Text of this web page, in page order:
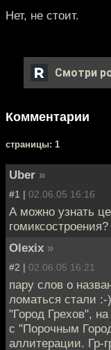
Нет, не стоит.
Смотри
Комментарии
cтраницы: 1
Uber »
#1 | 02.06.05 16:16
А можно узнать
гомиксостроения?
Olexix »
#2 | 02.06.05 16:21
пару слов о
ломаться стали :-)
"Город Грехов",
с "Порочным
аллитерации. Гр-